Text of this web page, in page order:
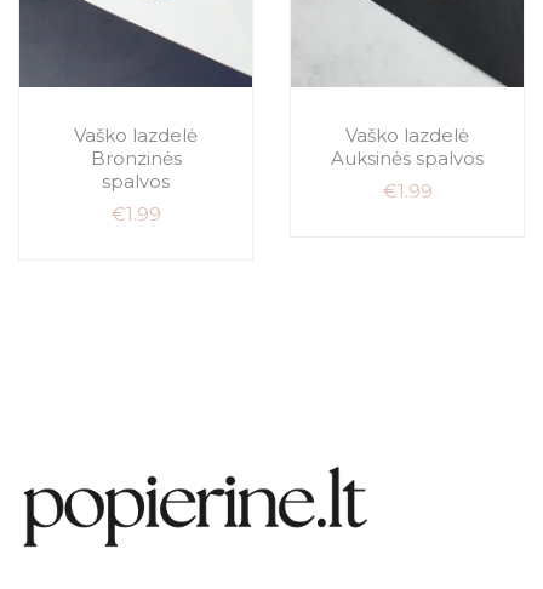
Vaško lazdelė
Bronzinės
spalvos
€1.99
Vaško lazdelė
Auksinės spalvos
€1.99